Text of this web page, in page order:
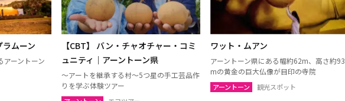
ムーン
アーントーン
【CBT】 バン・チャオチャー・コミ
ュニティ｜アーントーン県
～アートを継承する村～5つ星の手工芸品作
りを学ぶ体験ツアー
ワット・ムアン
アーントーン県にある幅約62m、高さ約93
mの黄金の巨大仏像が目印の寺院
アーントーン 観光スポット